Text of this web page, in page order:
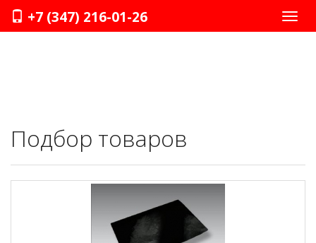
+7 (347) 216-01-26
Подбор товаров